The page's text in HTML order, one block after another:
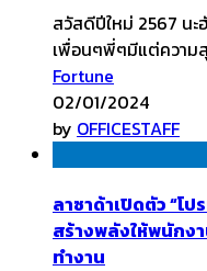
สวัสดีปีใหม่ 2567 น
เพื่อนๆพี่ๆมีแต่ความ
Fortune
02/01/2024
by OFFICESTAFF
ลาซาด้าเปิดตัว “โ
สร้างพลังให้พนักง
ทำงาน